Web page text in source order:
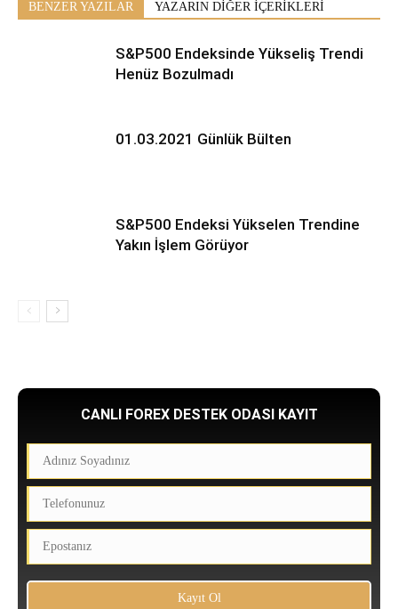
BENZER YAZILAR YAZARIN DİĞER İÇERİKLERİ
S&P500 Endeksinde Yükseliş Trendi
Henüz Bozulmadı
01.03.2021 Günlük Bülten
S&P500 Endeksi Yükselen Trendine
Yakın İşlem Görüyor
CANLI FOREX DESTEK ODASI KAYIT